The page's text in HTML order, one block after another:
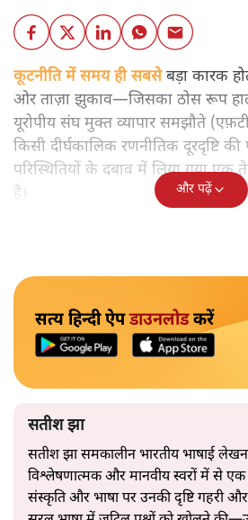
कूटनीति में समय ही सबसेबड़ा कारक
ओर ताज़ा झुकाव—जिसका ठोस रूप हाल
यूरोपीय संघ मुक्त व्यापार समझौते
किसी दीर्घकालिक रणनीतिक दूरदृष्टि
परिस्थितियों के दबाव में लिया गया एक
है।
और पढ़ें
सत्य हिन्दी ऐपडाउनलोडकरें
सतीश झा
सतीश झा समकालीन भारतीय भाषाई
विश्लेषणात्मक और मानवीय स्वरों में से एक
संस्कृति और भाषा पर उनकी दृष्टि गहरी